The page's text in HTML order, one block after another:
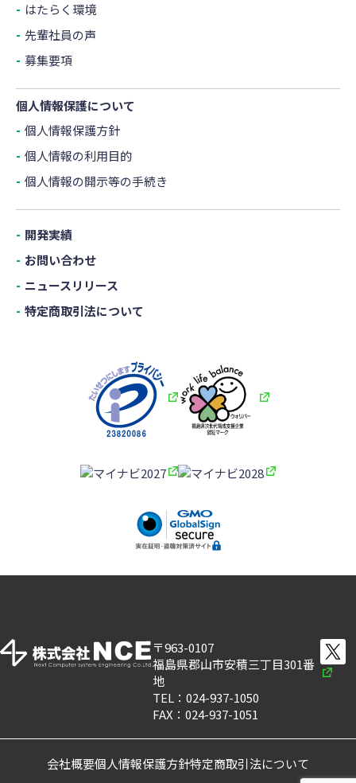
はたらく環境
先輩社員の声
募集要項
個人情報保護について
個人情報保護方針
個人情報の利用目的
個人情報の開示等の手続き
開発実績
お問い合わせ
ニュースリリース
特定商取引法について
〒963-0107
福島県郡山市安積三丁目301番
地
TEL：024-937-1050
FAX：024-937-1051
会社概要個人情報保護方針特定商取引法について